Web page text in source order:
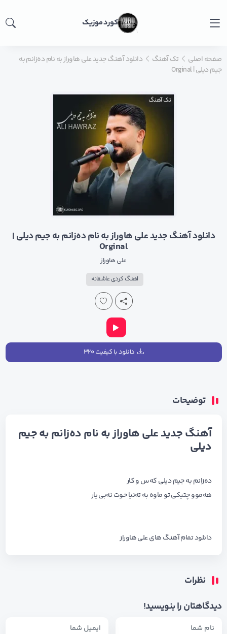
کورد موزیک
صفحه اصلی تک آهنگ
دانلود آهنگ جدید علی هاوراز به نام ده‌زانم به
جیم دیلی | Orginal
تک آهنگ
دانلود آهنگ جدید علی هاوراز به نام ده‌زانم به جیم دیلی |
Orginal
علی هاوراز
اهنگ کردی عاشقانه
دانلود با کیفیت ۳۲۰
توضیحات
آهنگ جدید علی هاوراز به نام ده‌زانم به جیم
دیلی
ده‌زانم به جیم دیلی که‌س و کار
هه‌موو چتیکی تو ماوه به ته‌نیا خوت نه‌بی یار
دانلود تمام آهنگ هایعلی هاوراز
نظرات
دیدگاهتان را بنویسید!